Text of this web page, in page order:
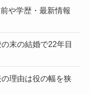
や学歴・最新情報
末の結婚で22年目
理由は役の幅を狭